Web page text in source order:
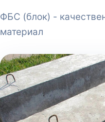
ФБС (блок) -
материал